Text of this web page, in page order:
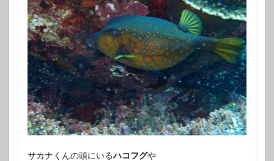
サカナくんの頭にいるハコフグや